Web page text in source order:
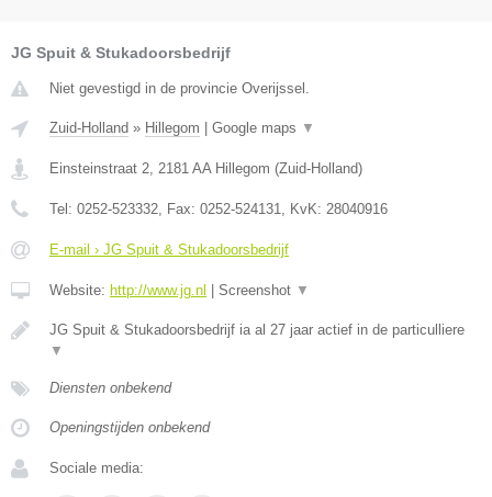
JG Spuit & Stukadoorsbedrijf
Niet gevestigd in de provincie Overijssel.
Zuid-Holland » Hillegom Google maps ▼
Einsteinstraat 2, 2181 AA Hillegom (Zuid-Holland)
Tel: 0252-523332, Fax: 0252-524131, KvK: 28040916
E-mail › JG Spuit & Stukadoorsbedrijf
Website: http://www.jg.nl Screenshot ▼
JG Spuit & Stukadoorsbedrijf ia al 27 jaar actief in de particulliere
▼
Diensten onbekend
Openingstijden onbekend
Sociale media: